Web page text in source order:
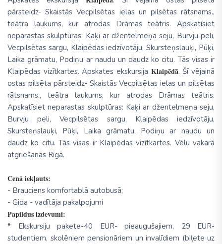
pārsteidz- Skaistās Vecpilsētas ielas un pilsētas rātsnams.,
teātra laukums, kur atrodas Drāmas teātris. Apskatīsiet
neparastas skulptūras: Kaķi ar džentelmeņa seju, Burvju peli,
Vecpilsētas sargu, Klaipēdas iedzīvotāju, Skursteņslauķi, Pūķi,
Laika grāmatu, Podiņu ar naudu un daudz ko citu. Tās visas ir
Klaipēdas vizītkartes. Apskates ekskursija Klaipēdā. Šī vējainā
ostas pilsēta pārsteidz- Skaistās Vecpilsētas ielas un pilsētas
rātsnams., teātra laukums, kur atrodas Drāmas teātris.
Apskatīsiet neparastas skulptūras: Kaķi ar džentelmeņa seju,
Burvju peli, Vecpilsētas sargu, Klaipēdas iedzīvotāju,
Skursteņslauķi, Pūķi, Laika grāmatu, Podiņu ar naudu un
daudz ko citu. Tās visas ir Klaipēdas vizītkartes. Vēlu vakarā
atgriešanās Rīgā.
Cenā iekļauts:
- Brauciens komfortablā autobusā;
- Gida - vadītāja pakalpojumi
Papildus izdevumi:
* Ekskursiju pakete-40 EUR- pieaugušajiem, 29 EUR-
studentiem, skolēniem pensionāriem un invalīdiem (biļete uz